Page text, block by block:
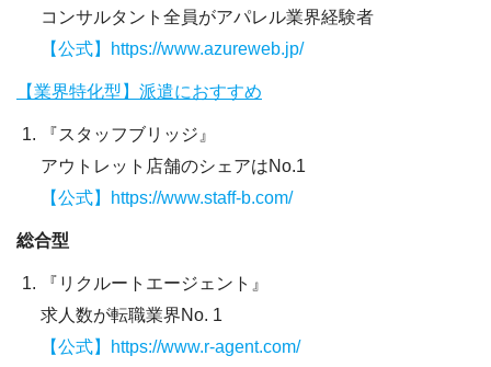
コンサルタント全員がアパレル業界経験者
【公式】https://www.azureweb.jp/
【業界特化型】派遣におすすめ
『スタッフブリッジ』
アウトレット店舗のシェアはNo.1
【公式】https://www.staff-b.com/
総合型
『リクルートエージェント』
求人数が転職業界No. 1
【公式】https://www.r-agent.com/